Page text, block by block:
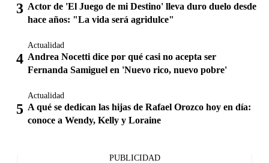
Actor de 'El Juego de mi Destino' lleva duro duelo desde
hace años: "La vida será agridulce"
Actualidad
Andrea Nocetti dice por qué casi no acepta ser
Fernanda Samiguel en 'Nuevo rico, nuevo pobre'
Actualidad
A qué se dedican las hijas de Rafael Orozco hoy en día:
conoce a Wendy, Kelly y Loraine
PUBLICIDAD